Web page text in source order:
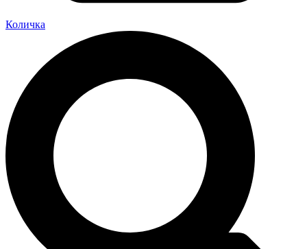
Количка